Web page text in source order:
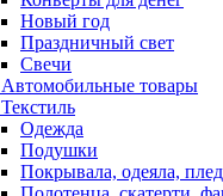
Новый год
Праздничный свет
Свечи
Автомобильные товары
Одежда
Подушки
Покрывала, одеяла,